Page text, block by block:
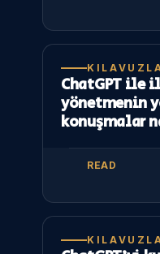
ChatGPT ile
yönetmenin
konuşmalar
READ